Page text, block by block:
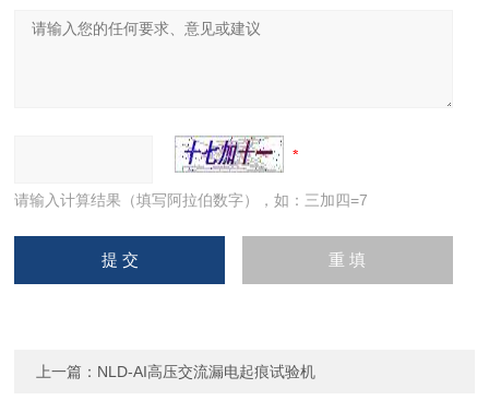
请输入计算结果（填写阿拉伯数字），如：三加四=7
上一篇： NLD-AI高压交流漏电起痕试验机